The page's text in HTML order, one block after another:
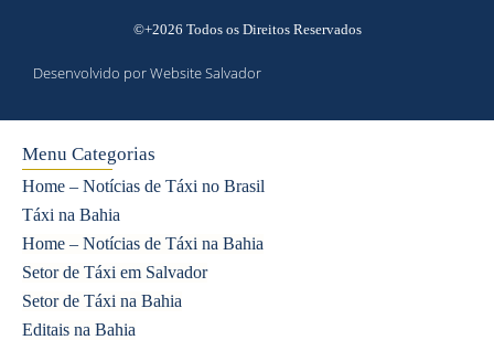
©+2026 Todos os Direitos Reservados
Desenvolvido por Website Salvador
Menu Categorias
Home – Notícias de Táxi no Brasil
Táxi na Bahia
Home – Notícias de Táxi na Bahia
Setor de Táxi em Salvador
Setor de Táxi na Bahia
Editais na Bahia